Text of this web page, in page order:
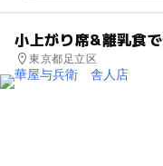
小上がり席&離乳食
東京都足立区